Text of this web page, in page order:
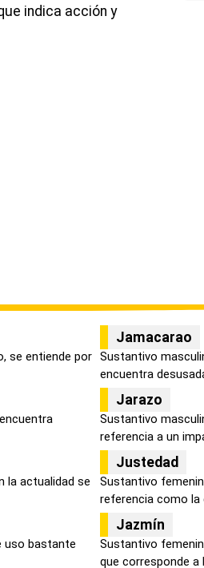
indica acción y
se entiende por
Jamacarao
Sustantivo
encuentra
Jarazo
Sustantivo
referencia a un
la actualidad se
Justedad
Sustantivo
referencia como la
uso bastante
Jazmín
Sustantivo
que corresponde a